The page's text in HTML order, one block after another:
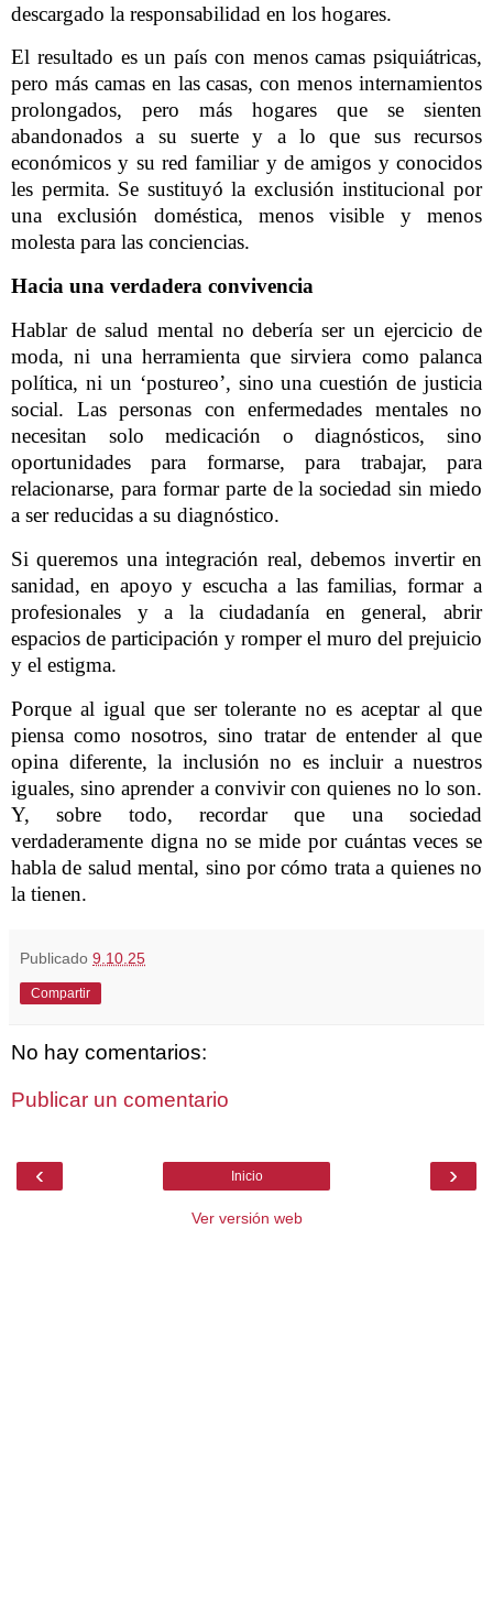
descargado la responsabilidad en los hogares.
El resultado es un país con menos camas psiquiátricas,
pero más camas en las casas, con menos internamientos
prolongados, pero más hogares que se sienten
abandonados a su suerte y a lo que sus recursos
económicos y su red familiar y de amigos y conocidos
les permita. Se sustituyó la exclusión institucional por
una exclusión doméstica, menos visible y menos
molesta para las conciencias.
Hacia una verdadera convivencia
Hablar de salud mental no debería ser un ejercicio de
moda, ni una herramienta que sirviera como palanca
política, ni un ‘postureo’, sino una cuestión de justicia
social. Las personas con enfermedades mentales no
necesitan solo medicación o diagnósticos, sino
oportunidades para formarse, para trabajar, para
relacionarse, para formar parte de la sociedad sin miedo
a ser reducidas a su diagnóstico.
Si queremos una integración real, debemos invertir en
sanidad, en apoyo y escucha a las familias, formar a
profesionales y a la ciudadanía en general, abrir
espacios de participación y romper el muro del prejuicio
y el estigma.
Porque al igual que ser tolerante no es aceptar al que
piensa como nosotros, sino tratar de entender al que
opina diferente, la inclusión no es incluir a nuestros
iguales, sino aprender a convivir con quienes no lo son.
Y, sobre todo, recordar que una sociedad
verdaderamente digna no se mide por cuántas veces se
habla de salud mental, sino por cómo trata a quienes no
la tienen.
Publicado 9.10.25
Compartir
No hay comentarios:
Publicar un comentario
‹ ›
Inicio
Ver versión web